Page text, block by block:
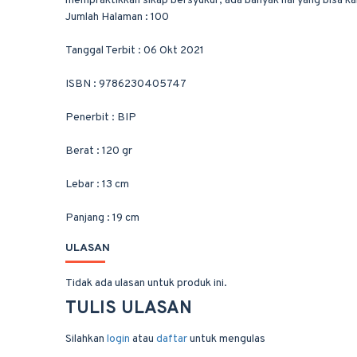
Jumlah Halaman : 100
Tanggal Terbit : 06 Okt 2021
ISBN : 9786230405747
Penerbit : BIP
Berat : 120 gr
Lebar : 13 cm
Panjang : 19 cm
ULASAN
Tidak ada ulasan untuk produk ini.
TULIS ULASAN
Silahkan login atau daftaruntuk mengulas